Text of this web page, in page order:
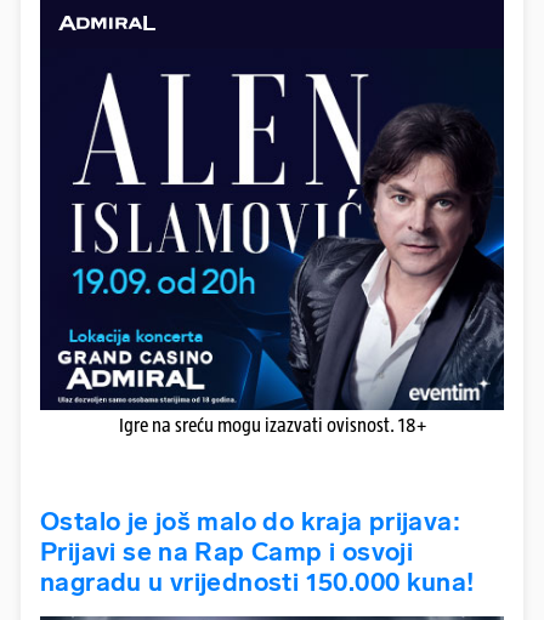
Igre na sreću mogu izazvati ovisnost. 18+
Ostalo je još malo do kraja prijava:
Prijavi se na Rap Camp i osvoji
nagradu u vrijednosti 150.000 kuna!